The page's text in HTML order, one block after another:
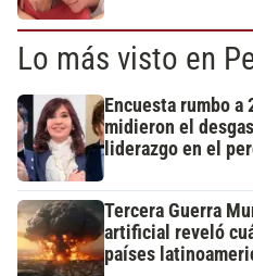
Lo más visto en
Encuesta rumbo
midieron el
liderazgo en el
Tercera Guerra
artificial reveló
países